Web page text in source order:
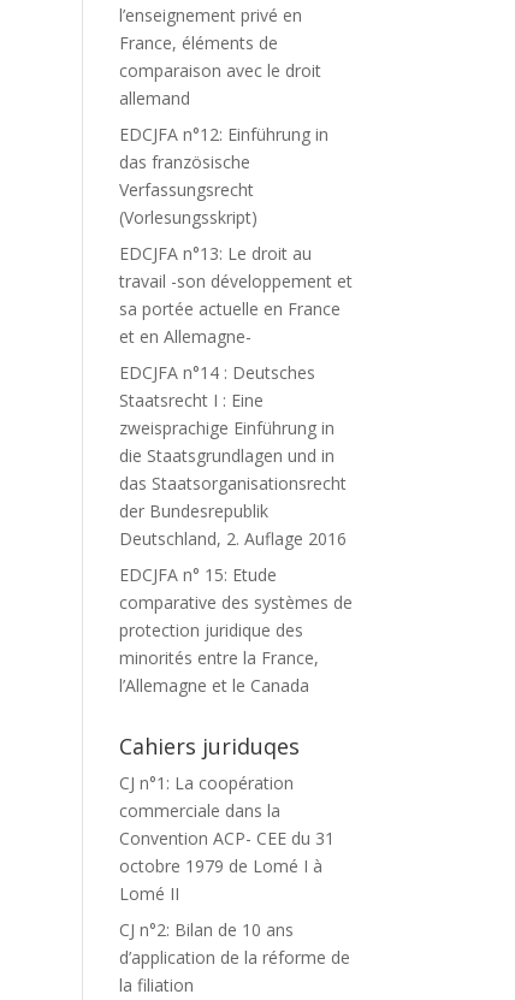
l’enseignement privé en
France, éléments de
comparaison avec le droit
allemand
EDCJFA n°12: Einführung in
das französische
Verfassungsrecht
(Vorlesungsskript)
EDCJFA n°13: Le droit au
travail -son développement et
sa portée actuelle en France
et en Allemagne-
EDCJFA n°14 : Deutsches
Staatsrecht I : Eine
zweisprachige Einführung in
die Staatsgrundlagen und in
das Staatsorganisationsrecht
der Bundesrepublik
Deutschland, 2. Auflage 2016
EDCJFA n° 15: Etude
comparative des systèmes de
protection juridique des
minorités entre la France,
l’Allemagne et le Canada
Cahiers juriduqes
CJ n°1: La coopération
commerciale dans la
Convention ACP- CEE du 31
octobre 1979 de Lomé I à
Lomé II
CJ n°2: Bilan de 10 ans
d’application de la réforme de
la filiation